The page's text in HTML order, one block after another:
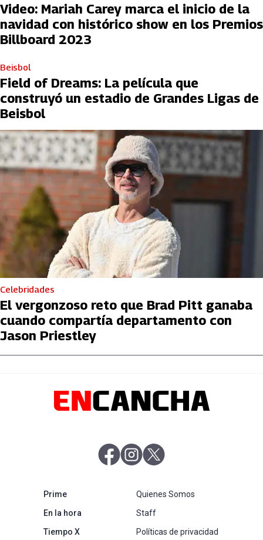
Video: Mariah Carey marca el inicio de la
navidad con histórico show en los Premios
Billboard 2023
Beisbol
Field of Dreams: La película que
construyó un estadio de Grandes Ligas de
Beisbol
Celebridades
El vergonzoso reto que Brad Pitt ganaba
cuando compartía departamento con
Jason Priestley
abre en nueva pestaña
abre en nueva pestaña
Primeabre en nueva pestaña
En la horaabre en nueva pestaña
Tiempo Xabre en nueva pestaña
Quienes Somos
Staff
Políticas de privacidad